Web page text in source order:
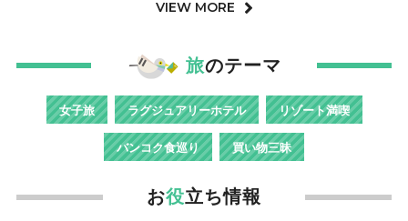
VIEW MORE
旅のテーマ
女子旅 ラグジュアリーホテル リゾート満喫
バンコク食巡り 買い物三昧
お役立ち情報